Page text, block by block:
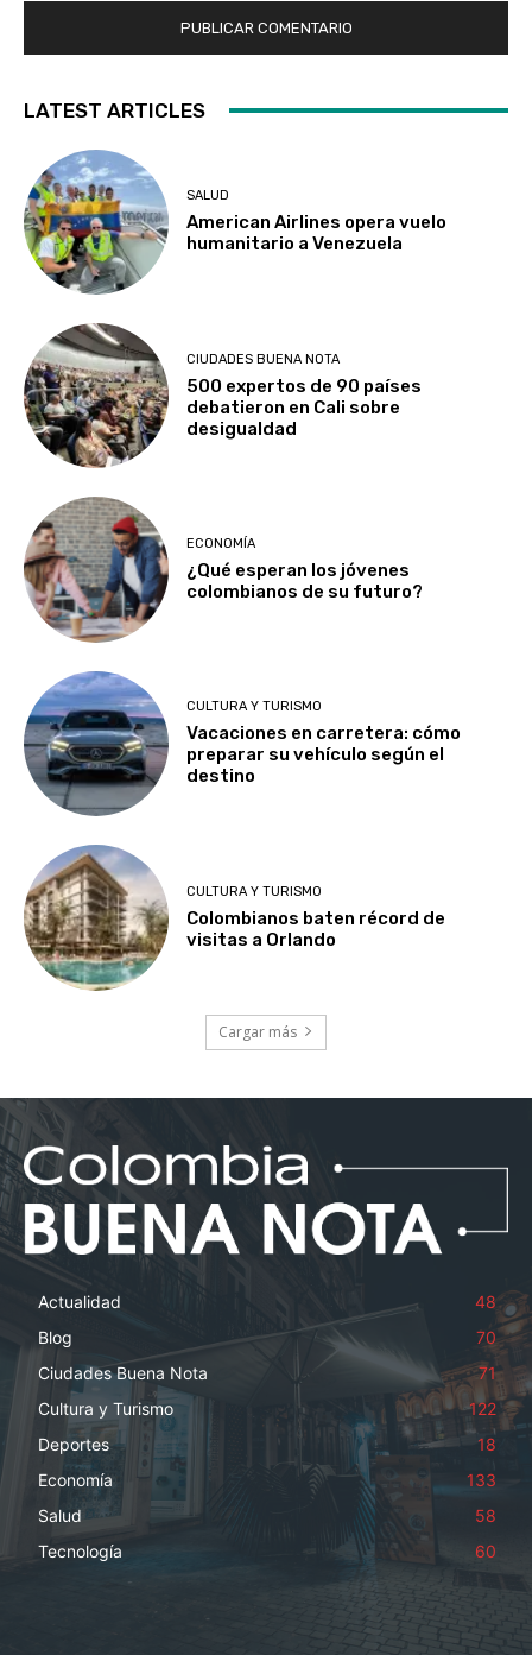
LATEST ARTICLES
SALUD
American Airlines opera vuelo
humanitario a Venezuela
CIUDADES BUENA NOTA
500 expertos de 90 países
debatieron en Cali sobre
desigualdad
ECONOMÍA
¿Qué esperan los jóvenes
colombianos de su futuro?
CULTURA Y TURISMO
Vacaciones en carretera: cómo
preparar su vehículo según el
destino
CULTURA Y TURISMO
Colombianos baten récord de
visitas a Orlando
Cargar más
Actualidad
48
Blog
70
Ciudades Buena Nota
71
Cultura y Turismo
122
Deportes
18
Economía
133
Salud
58
Tecnología
60